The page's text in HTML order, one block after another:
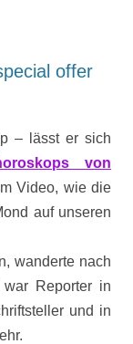
offer
– lässt er sich
von
Video, wie die
auf unseren
wanderte nach
Reporter in
und in